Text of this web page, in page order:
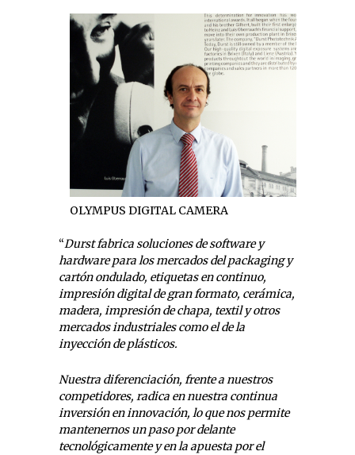
OLYMPUS DIGITAL CAMERA
“Durst fabrica soluciones de software y
hardware para los mercados del packaging y
cartón ondulado, etiquetas en continuo,
impresión digital de gran formato, cerámica,
madera, impresión de chapa, textil y otros
mercados industriales como el de la
inyección de plásticos.
Nuestra diferenciación, frente a nuestros
competidores, radica en nuestra continua
inversión en innovación, lo que nos permite
mantenernos un paso por delante
tecnológicamente y en la apuesta por el